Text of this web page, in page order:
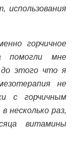
использования
горчичное
помогли мне
до этого что я
не
с горчичным
несколько раз,
витамины